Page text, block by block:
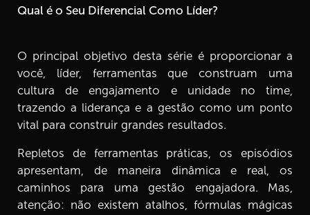
5 min
Episódio 07: Conheça Uma Técnica Infalível de
5 min
7 min
9.Episódio 09: Qual é o Seu Diferencial Como Líder?
5 min
Qual é o Seu Diferencial Como Líder?
O principal objetivo desta série é proporcionar a
você, líder, ferramentas que construam uma
cultura de engajamento e unidade no time,
trazendo a liderança e a gestão como um ponto
vital para construir grandes resultados.
Repletos de ferramentas práticas, os episódios
apresentam, de maneira dinâmica e real, os
caminhos para uma gestão engajadora. Mas,
atenção: não existem atalhos, fórmulas mágicas